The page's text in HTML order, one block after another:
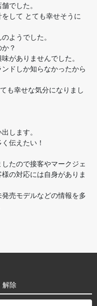
でした。
して とても幸せそうに
ようでした。
？
がありませんでした。
ドしか知らなかったから
も幸せな気分になりまし
します。
伝えたい！
たので接客やマークジェ
の対応には自身がありま
売モデルなどの情報を多
解除